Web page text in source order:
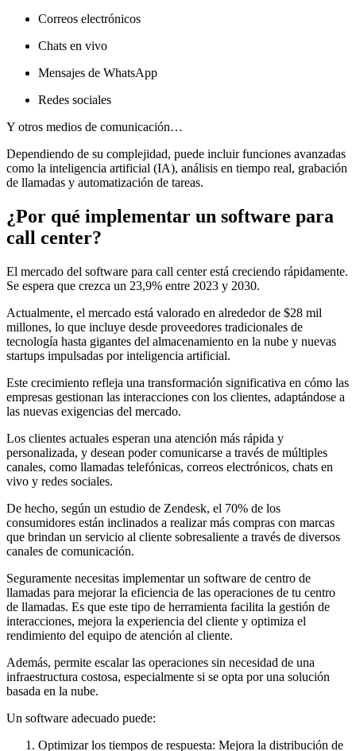
Correos electrónicos
Chats en vivo
Mensajes de WhatsApp
Redes sociales
Y otros medios de comunicación…
Dependiendo de su complejidad, puede incluir funciones avanzadas
como la inteligencia artificial (IA), análisis en tiempo real, grabación
de llamadas y automatización de tareas.
¿Por qué implementar un software para
call center?
El mercado del software para call center está creciendo rápidamente.
Se espera que crezca un 23,9% entre 2023 y 2030.
Actualmente, el mercado está valorado en alrededor de $28 mil
millones, lo que incluye desde proveedores tradicionales de
tecnología hasta gigantes del almacenamiento en la nube y nuevas
startups impulsadas por inteligencia artificial.
Este crecimiento refleja una transformación significativa en cómo las
empresas gestionan las interacciones con los clientes, adaptándose a
las nuevas exigencias del mercado.
Los clientes actuales esperan una atención más rápida y
personalizada, y desean poder comunicarse a través de múltiples
canales, como llamadas telefónicas, correos electrónicos, chats en
vivo y redes sociales.
De hecho, según un estudio de Zendesk, el 70% de los
consumidores están inclinados a realizar más compras con marcas
que brindan un servicio al cliente sobresaliente a través de diversos
canales de comunicación.
Seguramente necesitas implementar un software de centro de
llamadas para mejorar la eficiencia de las operaciones de tu centro
de llamadas. Es que este tipo de herramienta facilita la gestión de
interacciones, mejora la experiencia del cliente y optimiza el
rendimiento del equipo de atención al cliente.
Además, permite escalar las operaciones sin necesidad de una
infraestructura costosa, especialmente si se opta por una solución
basada en la nube.
Un software adecuado puede:
Optimizar los tiempos de respuesta: Mejora la distribución de